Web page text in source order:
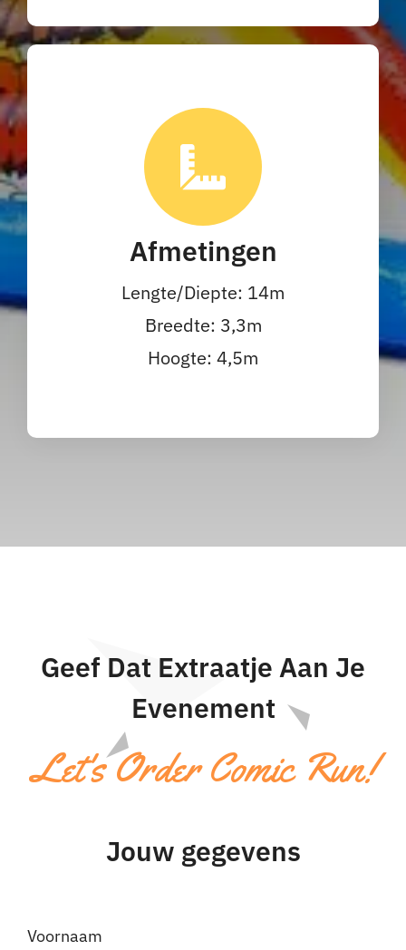
Afmetingen
Lengte/Diepte: 14m
Breedte: 3,3m
Hoogte: 4,5m
Geef Dat Extraatje Aan Je
Evenement
Let's Order Comic Run!
Jouw gegevens
Voornaam